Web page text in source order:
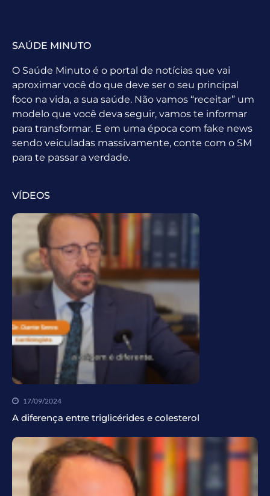
SAÚDE MINUTO
O Saúde Minuto é o portal de notícias que vai
aproximar você do que deve ser o seu principal
foco na vida, a sua saúde. Não vamos “receitar” um
modelo que você deva seguir, vamos te informar
para transformar. E em uma época com fake news
sendo veiculadas massivamente, conte com o SM
para te passar a verdade.
VÍDEOS
17/09/2024
A diferença entre triglicérides e colesterol